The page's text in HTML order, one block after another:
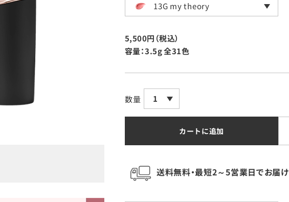
13G my theory
5,500円（税込）
容量：3.5g全31色
数量 1
カートに追加
送料無料・最短2～5営業日でお届け